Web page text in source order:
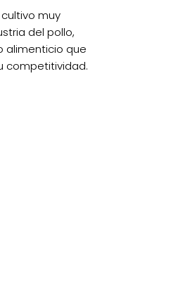
cultivo muy
del pollo,
alimenticio que
competitividad.